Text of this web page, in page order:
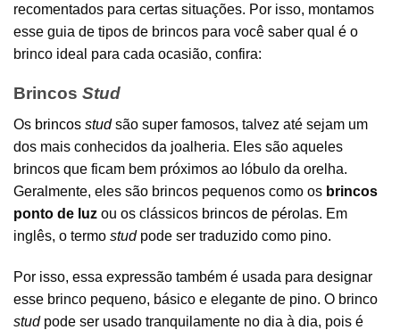
recomentados para certas situações. Por isso, montamos
esse guia de tipos de brincos para você saber qual é o
brinco ideal para cada ocasião, confira:
Brincos Stud
Os brincos studsão super famosos, talvez até sejam um
dos mais conhecidos da joalheria. Eles são aqueles
brincos que ficam bem próximos ao lóbulo da orelha.
Geralmente, eles são brincos pequenos como os brincos
ponto de luz ou os clássicos brincos de pérolas. Em
inglês, o termo studpode ser traduzido como pino.
Por isso, essa expressão também é usada para designar
esse brinco pequeno, básico e elegante de pino. O brinco
studpode ser usado tranquilamente no dia à dia, pois é